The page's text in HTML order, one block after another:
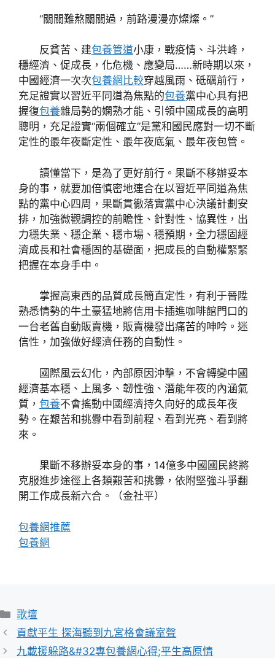
“關關難熬關關過，前路漫漫亦燦燦。”
反貧苦、建包養管道小康，戰疫情、斗洪峰，
穩經濟、促成長，化危機、應變局……新時期以來，
中國經濟一次次包養網比較穿越風雨、砥礪前行，
充足證實以習近平同道為焦點的包養黨中心具有把
握復包養雜局勢的嫻熟才能、引領中國成長的高明
聰明，充足證實“兩個確立”是黨和國民應對一切不斷
定性的最年夜斷定性、最年夜底氣、最年夜包管。
讀懂當下，是為了更好前行。果斷不移辦妥本
身的事，就要加倍慎密地連合在以習近平同道為焦
點的黨中心四周，果斷貫徹落實黨中心決議計劃安
排，加強微觀調控的前瞻性、針對性、協異性，出
力穩失業、穩企業、穩市場、穩預期，全力穩固經
濟成長和社會穩固的基礎面，把成長的自動權緊緊
把握在本身手中。
掌握高東西的品質成長簡直定性，有利于晉陞
熟悉情勢的牛土豪猛地將信用卡插進咖啡館門口的
一台老舊自動販賣機，販賣機發出痛苦的呻吟。迷
信性，加強做好經濟任務的自動性。
國際風云幻化，內部原因沖擊，不會轉變中國
經濟基本穩、上風多、韌性強、潛能年夜的內涵氣
質， 包養不會搖動中國經濟持久向好的成長年夜
勢。在艱苦和挑釁中看到前程、看到光亮、看到將
來。
果斷不移辦妥本身的事，14億多中國國民終將
克服進步途徑上各類艱苦和挑釁，依附堅強斗爭翻
開工作成長新六合。（金社平）
包養網推薦
包養網
分
類
歌壇
貢獻平生 探海聽到九宮格會議室聲
九載援躲路&#32專包養網心得;平生高原情